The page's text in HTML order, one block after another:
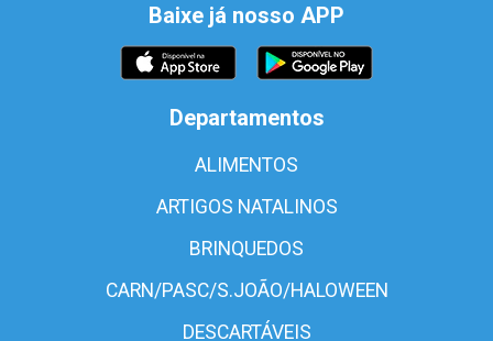
Baixe já nosso APP
Departamentos
ALIMENTOS
ARTIGOS NATALINOS
BRINQUEDOS
CARN/PASC/S.JOÃO/HALOWEEN
DESCARTÁVEIS